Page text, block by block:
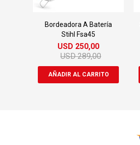
Bordeadora A Batería
Stihl Fsa45
USD 250,00
USD 289,00